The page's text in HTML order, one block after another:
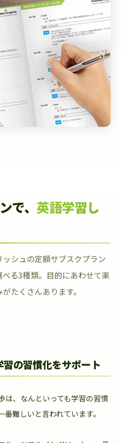
で、 英語学習し
シュの定額サブスクプラン
る3種類。目的にあわせて楽
たくさんあります。
習の習慣化をサポート
は、なんといっても学習の習慣
難しいと言われています。